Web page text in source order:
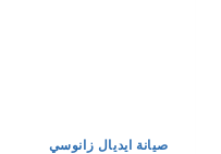
صيانة ايديال زانوسي